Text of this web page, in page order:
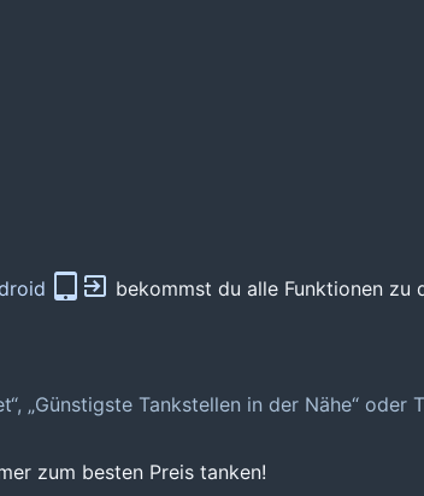
bekommst du alle Funktionen zu
„Günstigste Tankstellen in der Nähe“ oder
zum besten Preis tanken!